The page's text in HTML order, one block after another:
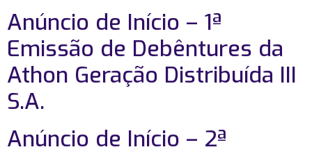
Anúncio de Início – 1ª
Emissão de Debêntures da
Athon Geração Distribuída III
S.A.
Anúncio de Início – 2ª